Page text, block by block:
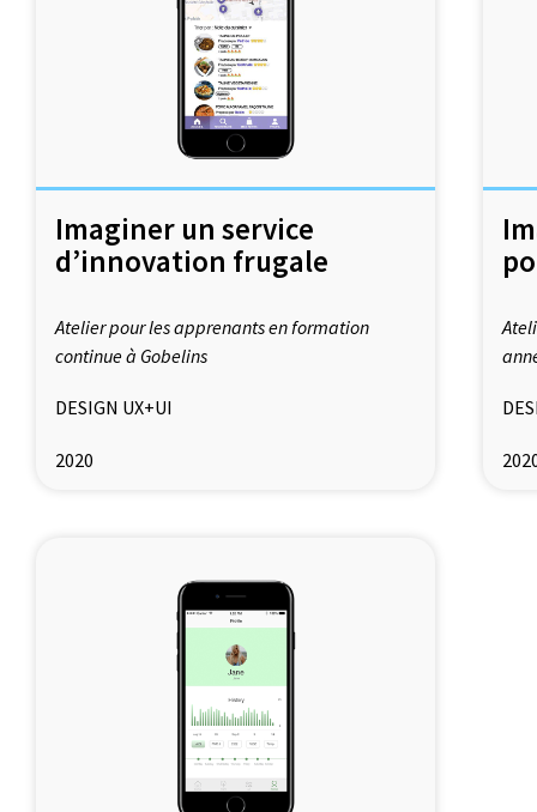
Imaginer un service
d’innovation frugale
Atelier pour les apprenants en formation
continue à Gobelins
DESIGN UX+UI
2020